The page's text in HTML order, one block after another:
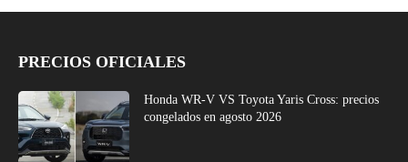
PRECIOS OFICIALES
Honda WR-V VS Toyota Yaris Cross: precios
congelados en agosto 2026